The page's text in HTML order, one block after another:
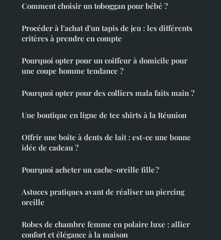
Comment choisir un toboggan pour bébé ?
Procéder à l'achat d'un tapis de jeu : les différents
critères à prendre en compte
Pourquoi opter pour un coiffeur à domicile pour
une coupe homme tendance ?
Pourquoi opter pour des colliers mala faits main ?
Une boutique en ligne de tee shirts à la Réunion
Offrir une boîte à dents de lait : est-ce une bonne
idée de cadeau ?
Pourquoi acheter un cache-oreille fille ?
Astuces pratiques avant de réaliser un piercing
oreille
Robes de chambre femme en polaire luxe : allier
confort et élégance à la maison